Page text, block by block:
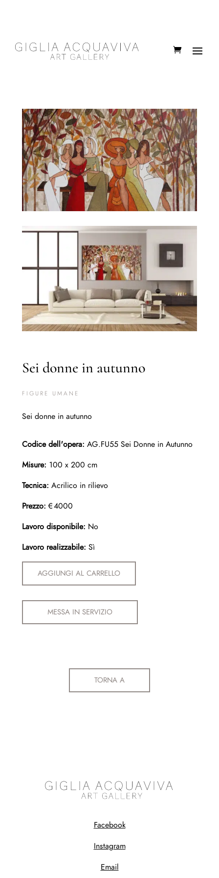
Sei donne in autunno
FIGURE UMANE
Sei donne in autunno
Codice dell'opera: AG.FU55 Sei Donne in Autunno
Misure: 100 x 200 cm
Tecnica: Acrilico in rilievo
Prezzo:€4000
Lavoro disponibile: No
Lavoro realizzabile: Sì
AGGIUNGI AL CARRELLO
MESSA IN SERVIZIO
TORNA A
Facebook
Instagram
Email